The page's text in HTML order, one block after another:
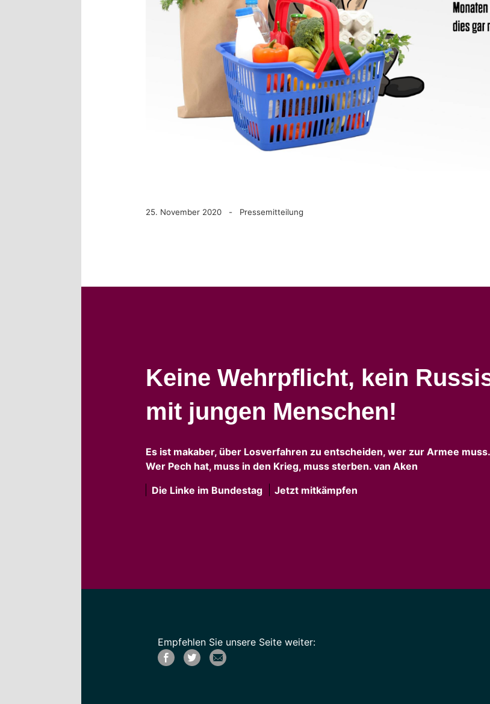
25. November 2020 - Pressemitteilung
Keine Wehrpflicht, kein
mit jungen Menschen!
Es ist makaber, über Losverfahren zu entscheiden, wer zur Armee
Wer Pech hat, muss in den Krieg, muss sterben. van Aken
Die Linke im Bundestag
Jetzt mitkämpfen
Empfehlen Sie unsere Seite weiter: